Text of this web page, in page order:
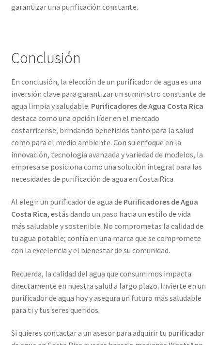
garantizar una purificación constante.
Conclusión
En conclusión, la elección de un purificador de agua es una
inversión clave para garantizar un suministro constante de
agua limpia y saludable. Purificadores de Agua Costa Rica
destaca como una opción líder en el mercado
costarricense, brindando beneficios tanto para la salud
como para el medio ambiente. Con su enfoque en la
innovación, tecnología avanzada y variedad de modelos, la
empresa se posiciona como una solución integral para las
necesidades de purificación de agua en Costa Rica.
Al elegir un purificador de agua de Purificadores de Agua
Costa Rica, estás dando un paso hacia un estilo de vida
más saludable y sostenible. No comprometas la calidad de
tu agua potable; confía en una marca que se compromete
con la excelencia y el bienestar de su comunidad.
Recuerda, la calidad del agua que consumimos impacta
directamente en nuestra salud a largo plazo. Invierte en un
purificador de agua hoy y asegura un futuro más saludable
para ti y tus seres queridos.
Si quieres contactar a un asesor para adquirir tu purificador